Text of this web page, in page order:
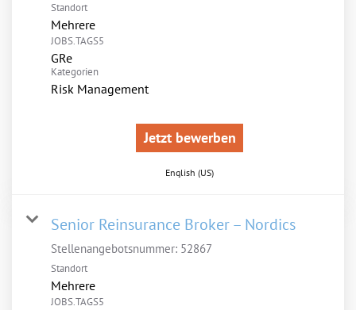
Standort
Mehrere
JOBS.TAGS5
GRe
Kategorien
Risk Management
Jetzt bewerben
English (US)
Senior Reinsurance Broker – Nordics
Stellenangebotsnummer: 52867
Standort
Mehrere
JOBS.TAGS5